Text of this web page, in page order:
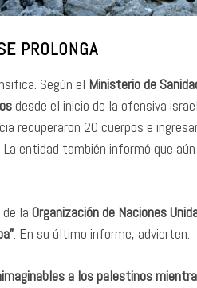
PROLONGA
Según el Ministerio de
desde el inicio de la ofensiva
recuperaron 20 cuerpos e
entidad también informó que
la Organización de Naciones
. En su último informe, advierten:
a los palestinos